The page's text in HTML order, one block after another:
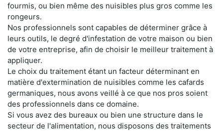
fourmis, ou bien même des nuisibles plus gros comme les
rongeurs.
Nos professionnels sont capables de déterminer grâce à
leurs outils, le degré d'infestation de votre maison ou bien
de votre entreprise, afin de choisir le meilleur traitement à
appliquer.
Le choix du traitement étant un facteur déterminant en
matière d'extermination de nuisibles comme les cafards
germaniques, nous avons veillé à ce que nos pros soient
des professionnels dans ce domaine.
Si vous avez des bureaux ou bien une structure dans le
secteur de l'alimentation, nous disposons des traitements